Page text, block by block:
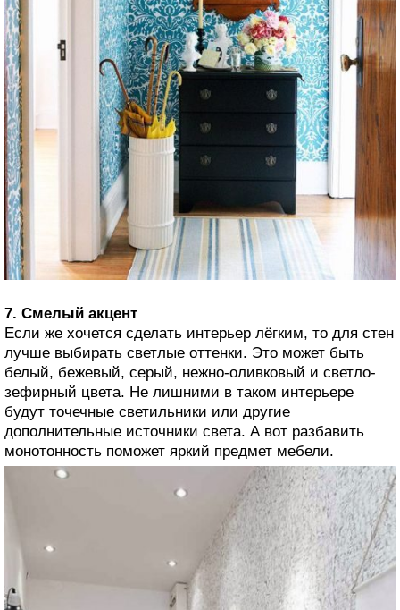
7. Смелый акцент
Если же хочется сделать интерьер лёгким, то для стен
лучше выбирать светлые оттенки. Это может быть
белый, бежевый, серый, нежно-оливковый и светло-
зефирный цвета. Не лишними в таком интерьере
будут точечные светильники или другие
дополнительные источники света. А вот разбавить
монотонность поможет яркий предмет мебели.